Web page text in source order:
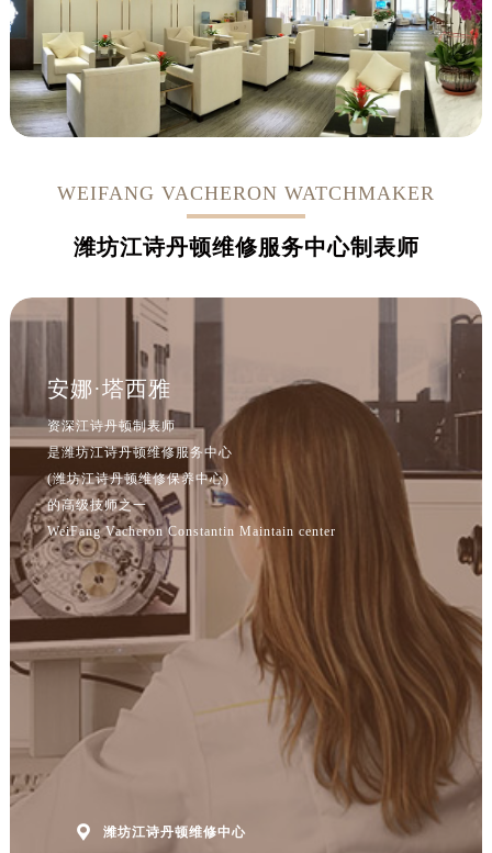
WEIFANG VACHERON WATCHMAKER
潍坊江诗丹顿维修服务中心制表师
安娜·塔西雅
资深江诗丹顿制表师
是潍坊江诗丹顿维修服务中心
(潍坊江诗丹顿维修保养中心)
的高级技师之一
WeiFang Vacheron Constantin Maintain center
 潍坊江诗丹顿维修中心